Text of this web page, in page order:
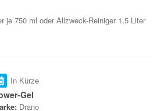
je 750 ml oder Allzweck-Reiniger 1,5 Liter
In Kürze
Gel
Drano